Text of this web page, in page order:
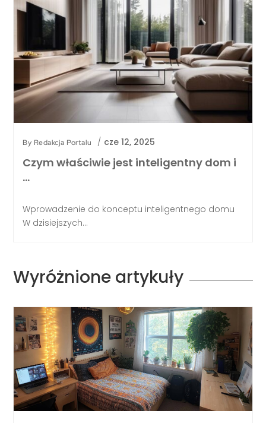
By Redakcja Portalu / cze 12, 2025
Czym właściwie jest inteligentny dom i
…
Wprowadzenie do konceptu inteligentnego domu
W dzisiejszych...
Wyróżnione artykuły